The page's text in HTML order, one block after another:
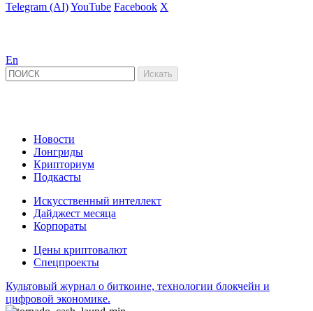
Telegram (AI)YouTube Facebook X
En
Новости
Лонгриды
Крипториум
Подкасты
Искусственный интеллект
Дайджест месяца
Корпораты
Цены криптовалют
Спецпроекты
Культовый журнал о биткоине, технологии блокчейн и
цифровой экономике.